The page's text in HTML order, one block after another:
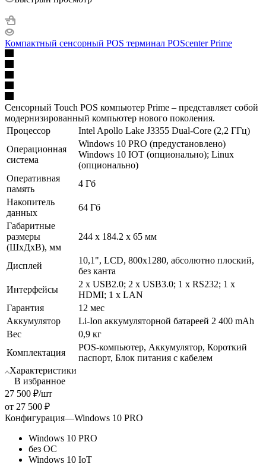
Компактный сенсорный POS терминал POScenter Prime
Сенсорный Touch POS компьютер Prime – представляет собой
модернизированный компьютер нового поколения.
Процессор
Intel Apollo Lake J3355 Dual-Core (2,2 ГГц)
Операционная
система
Windows 10 PRO (предустановлено)
Windows 10 IOT (опционально); Linux
(опционально)
Оперативная
память
4 Гб
Накопитель
данных
64 Гб
Габаритные
размеры
(ШхДхВ), мм
244 х 184.2 х 65 мм
Дисплей
10,1", LCD, 800х1280, абсолютно плоский,
без канта
Интерфейсы
2 х USB2.0; 2 х USB3.0; 1 х RS232; 1 х
HDMI; 1 х LAN
Гарантия
12 мес
Аккумулятор
Li-Ion аккумуляторной батареей 2 400 mAh
Вес
0,9 кг
Комплектация
POS-компьютер, Аккумулятор, Короткий
паспорт, Блок питания с кабелем
Характеристики
В избранное
27 500 ₽/шт
от 27 500 ₽
Конфигурация—Windows 10 PRO
Windows 10 PRO
без ОС
Windows 10 IoT